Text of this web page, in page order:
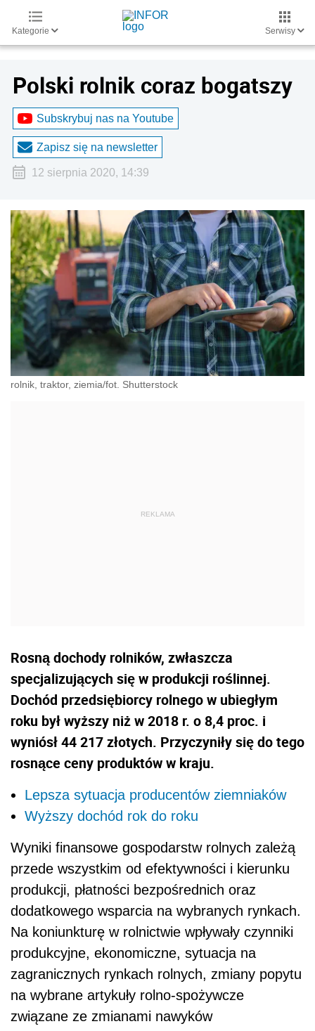
Kategorie Serwisy
Polski rolnik coraz bogatszy
Subskrybuj nas na Youtube
Zapisz się na newsletter
12 sierpnia 2020, 14:39
rolnik, traktor, ziemia/fot. Shutterstock
Rosną dochody rolników, zwłaszcza
specjalizujących się w produkcji roślinnej.
Dochód przedsiębiorcy rolnego w ubiegłym
roku był wyższy niż w 2018 r. o 8,4 proc. i
wyniósł 44 217 złotych. Przyczyniły się do tego
rosnące ceny produktów w kraju.
Lepsza sytuacja producentów ziemniaków
Wyższy dochód rok do roku
Wyniki finansowe gospodarstw rolnych zależą
przede wszystkim od efektywności i kierunku
produkcji, płatności bezpośrednich oraz
dodatkowego wsparcia na wybranych rynkach.
Na koniunkturę w rolnictwie wpływały czynniki
produkcyjne, ekonomiczne, sytuacja na
zagranicznych rynkach rolnych, zmiany popytu
na wybrane artykuły rolno-spożywcze
związane ze zmianami nawyków